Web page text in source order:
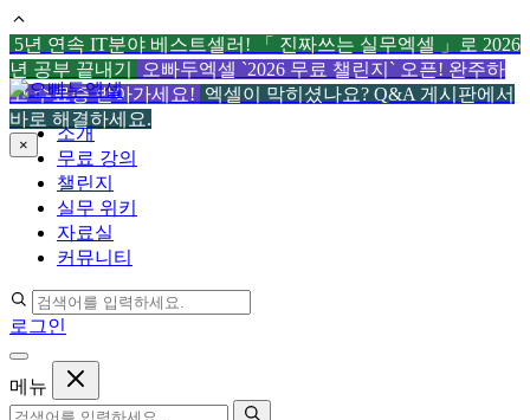
5년 연속 IT분야 베스트셀러! 「 진짜쓰는 실무엑셀 」로 2026
년 공부 끝내기
오빠두엑셀 `2026 무료 챌린지` 오픈! 완주하
고 수료증 받아가세요! 엑셀이 막히셨나요? Q&A 게시판에서
바로 해결하세요.
×
컨
텐
츠
로
소개
무료 강의
챌린지
실무 위키
자료실
커뮤니티
로그인
메뉴